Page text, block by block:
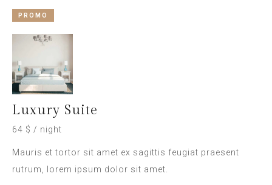
PROMO
Luxury Suite
64 $ / night
Mauris et tortor sit amet ex sagittis feugiat praesent
rutrum, lorem ipsum dolor sit amet.